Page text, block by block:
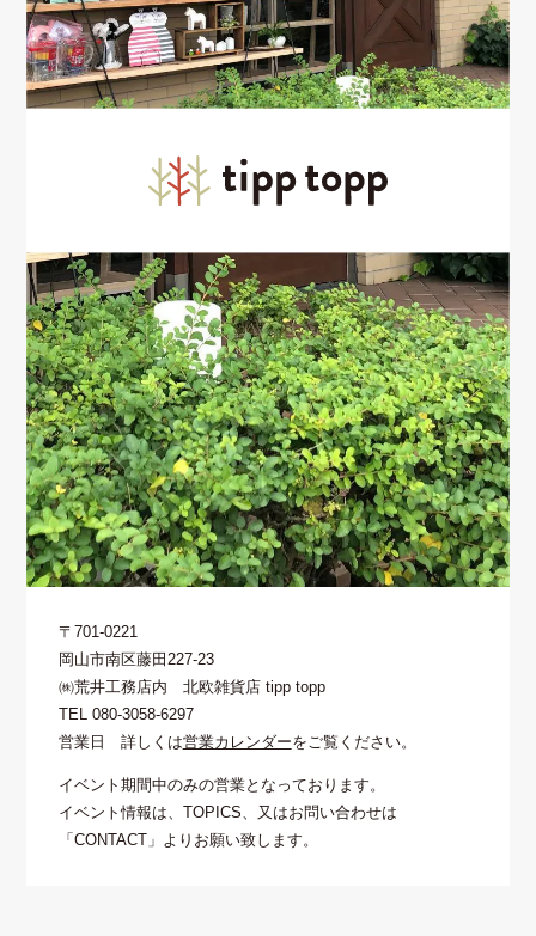
〒701-0221
岡山市南区藤田227-23
㈱荒井工務店内 北欧雑貨店 tipp topp
TEL 080-3058-6297
営業日 詳しくは営業カレンダーをご覧ください。
イベント期間中のみの営業となっております。
イベント情報は、TOPICS、又はお問い合わせは
「CONTACT」よりお願い致します。